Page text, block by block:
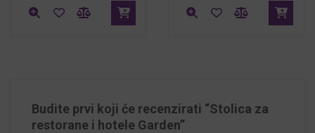
Budite prvi koji će recenzirati “Stolica za
restorane i hotele Garden”